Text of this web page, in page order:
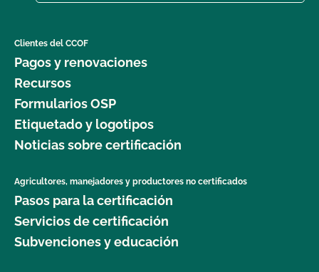
Clientes del CCOF
Pagos y renovaciones
Recursos
Formularios OSP
Etiquetado y logotipos
Noticias sobre certificación
Agricultores, manejadores y productores no certificados
Pasos para la certificación
Servicios de certificación
Subvenciones y educación